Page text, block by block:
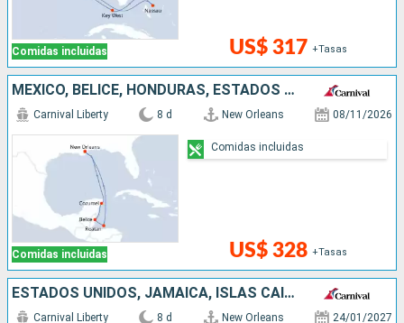
Comidas incluidas US$ 317 +Tasas
MÉXICO, BELICE, HONDURAS, ESTADOS UNIDOS
Comidas incluidas
Carnival Liberty 8 d New Orleans 08/11/2026
US$ 328 +Tasas
Comidas incluidas
ESTADOS UNIDOS, JAMAICA, ISLAS CAIMÁN, MÉXICO
Carnival Liberty 8 d New Orleans 24/01/2027